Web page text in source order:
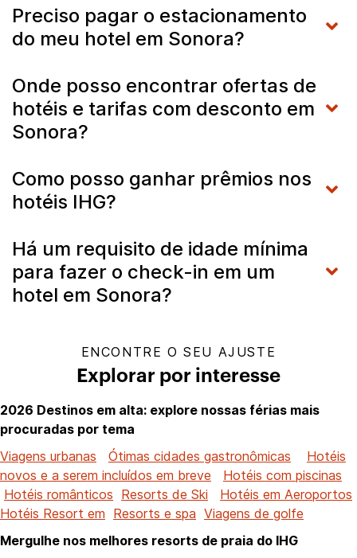
Preciso pagar o estacionamento
do meu hotel em Sonora?
Onde posso encontrar ofertas de
hotéis e tarifas com desconto em
Sonora?
Como posso ganhar prêmios nos
hotéis IHG?
Há um requisito de idade mínima
para fazer o check-in em um
hotel em Sonora?
ENCONTRE O SEU AJUSTE
Explorar por interesse
2026 Destinos em alta: explore nossas férias mais
procuradas por tema
Viagens urbanas
Ótimas cidades gastronômicas
Hotéis
novos e a serem incluídos em breve
Hotéis com piscinas
Hotéis românticos Resorts de Ski
Hotéis em Aeroportos
Hotéis Resort em Resorts e spa Viagens de golfe
Mergulhe nos melhores resorts de praia do IHG